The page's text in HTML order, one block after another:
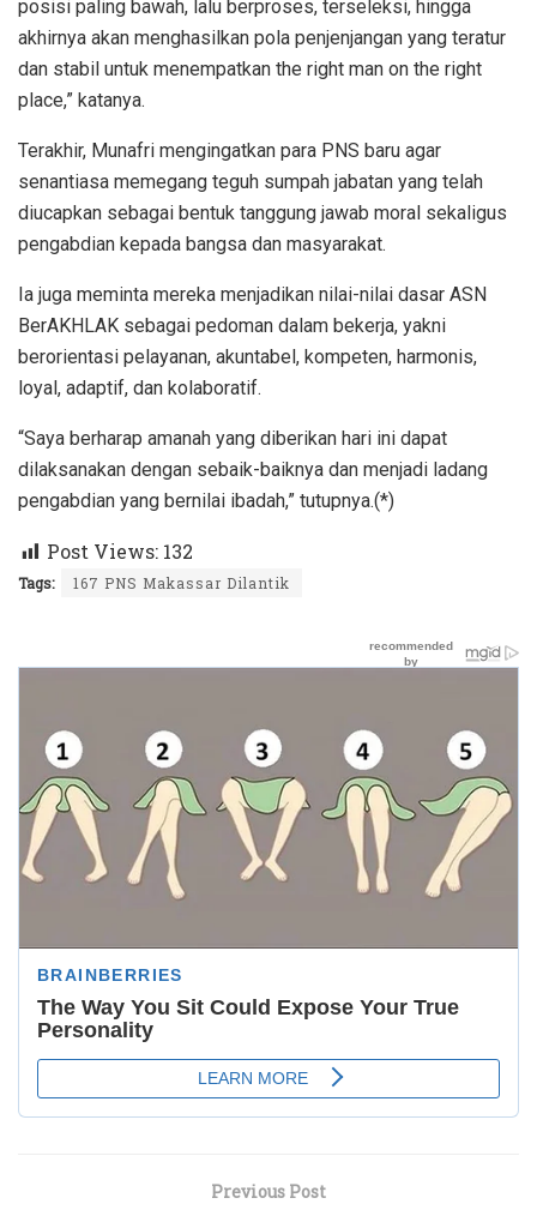
posisi paling bawah, lalu berproses, terseleksi, hingga
akhirnya akan menghasilkan pola penjenjangan yang teratur
dan stabil untuk menempatkan the right man on the right
place,” katanya.
Terakhir, Munafri mengingatkan para PNS baru agar
senantiasa memegang teguh sumpah jabatan yang telah
diucapkan sebagai bentuk tanggung jawab moral sekaligus
pengabdian kepada bangsa dan masyarakat.
Ia juga meminta mereka menjadikan nilai-nilai dasar ASN
BerAKHLAK sebagai pedoman dalam bekerja, yakni
berorientasi pelayanan, akuntabel, kompeten, harmonis,
loyal, adaptif, dan kolaboratif.
“Saya berharap amanah yang diberikan hari ini dapat
dilaksanakan dengan sebaik-baiknya dan menjadi ladang
pengabdian yang bernilai ibadah,” tutupnya.(*)
Post Views: 132
Tags: 167 PNS Makassar Dilantik
Previous Post